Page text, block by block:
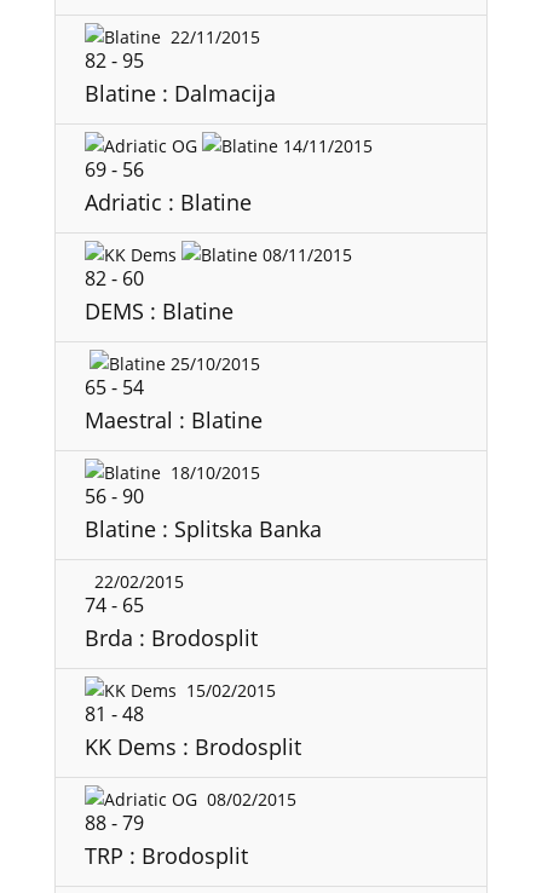
22/11/2015
82-95
Blatine : Dalmacija
14/11/2015
69- 56
Adriatic : Blatine
08/11/2015
82- 60
DEMS : Blatine
25/10/2015
65- 54
Maestral : Blatine
18/10/2015
56-90
Blatine : Splitska Banka
22/02/2015
74- 65
Brda : Brodosplit
15/02/2015
81 -48
KK Dems : Brodosplit
08/02/2015
88-79
TRP : Brodosplit